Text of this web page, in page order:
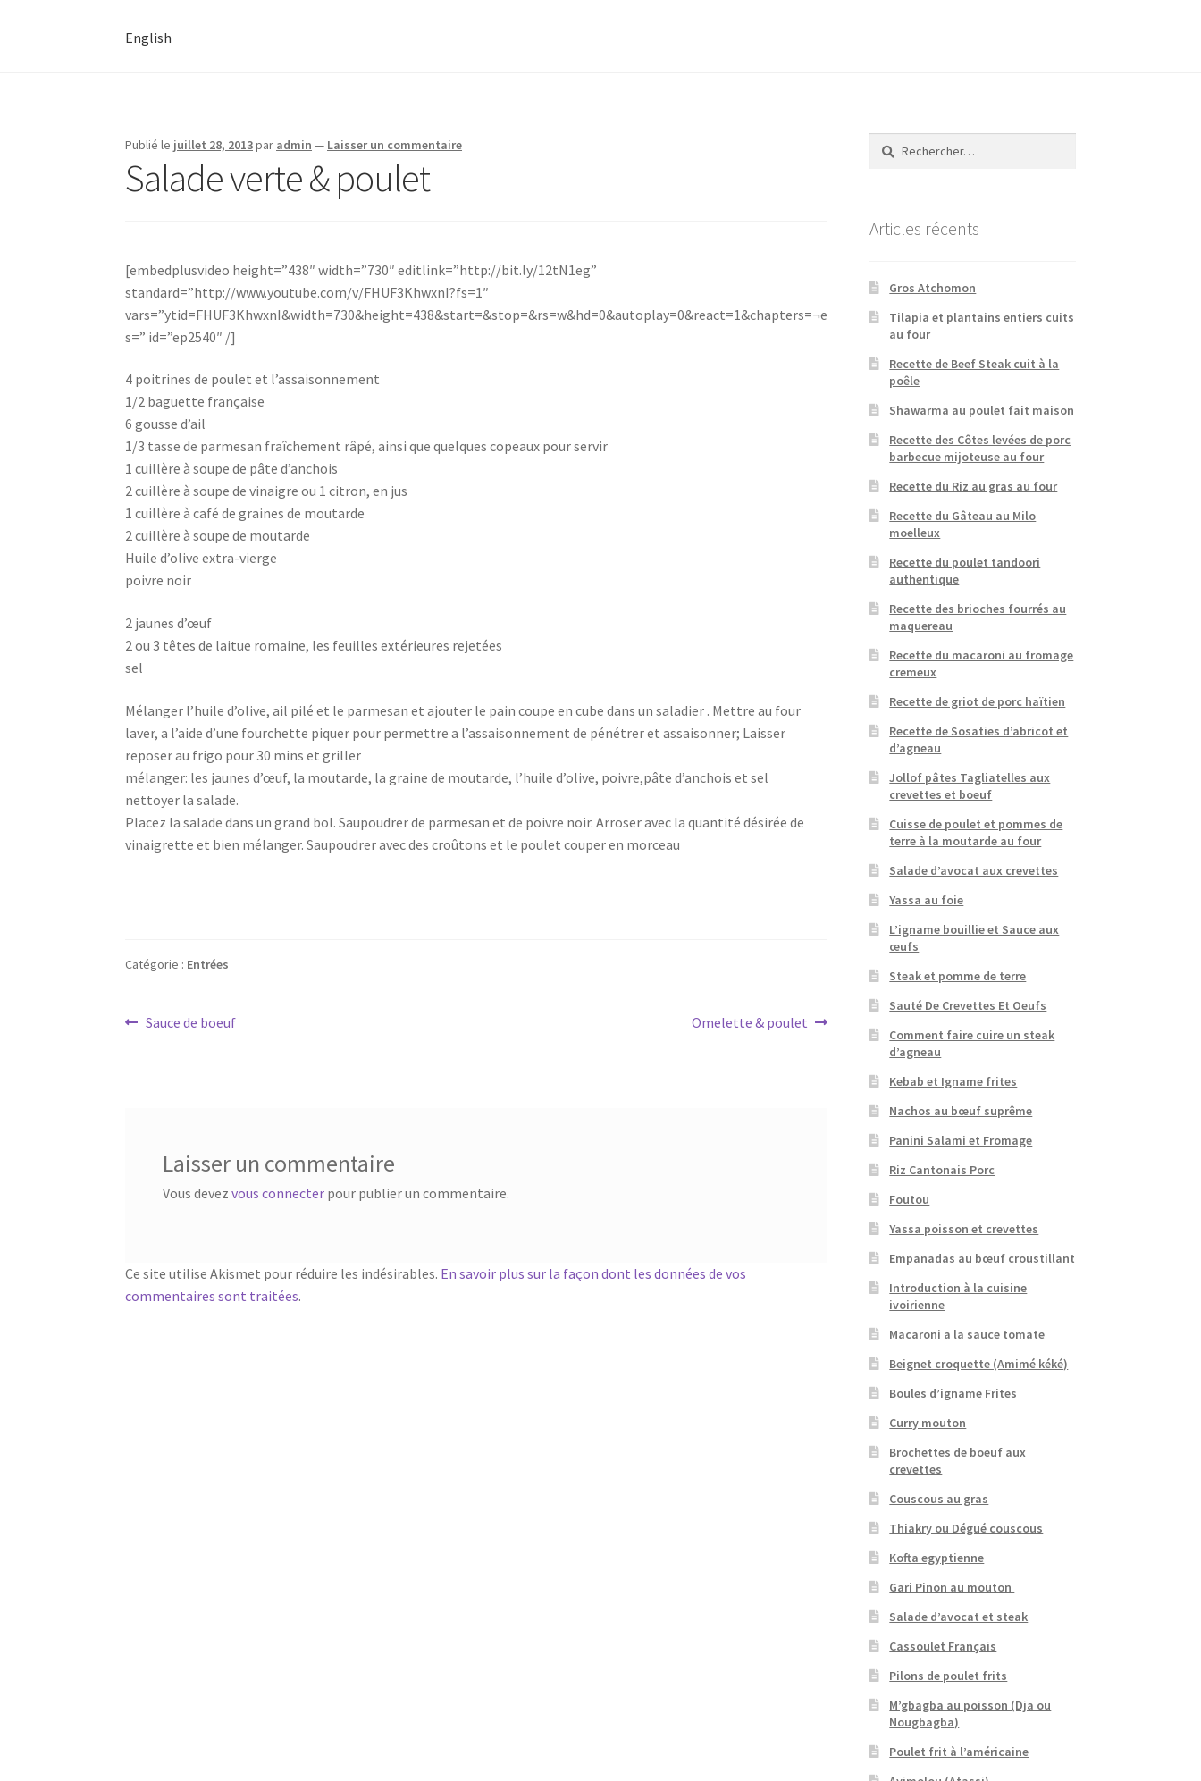
English
Publié le juillet 28, 2013par admin — Laisser un commentaire
Salade verte & poulet
[embedplusvideo height=”438″ width=”730″ editlink=”http://bit.ly/12tN1eg”
standard=”http://www.youtube.com/v/FHUF3KhwxnI?fs=1″
vars=”ytid=FHUF3KhwxnI&width=730&height=438&start=&stop=&rs=w&hd=0&autoplay=0&react=1&chapters=¬e
s=” id=”ep2540″ /]
4 poitrines de poulet et l’assaisonnement
1/2 baguette française
6 gousse d’ail
1/3 tasse de parmesan fraîchement râpé, ainsi que quelques copeaux pour servir
1 cuillère à soupe de pâte d’anchois
2 cuillère à soupe de vinaigre ou 1 citron, en jus
1 cuillère à café de graines de moutarde
2 cuillère à soupe de moutarde
Huile d’olive extra-vierge
poivre noir
2 jaunes d’œuf
2 ou 3 têtes de laitue romaine, les feuilles extérieures rejetées
sel
Mélanger l’huile d’olive, ail pilé et le parmesan et ajouter le pain coupe en cube dans un saladier . Mettre au four
laver, a l’aide d’une fourchette piquer pour permettre a l’assaisonnement de pénétrer et assaisonner; Laisser
reposer au frigo pour 30 mins et griller
mélanger: les jaunes d’œuf, la moutarde, la graine de moutarde, l’huile d’olive, poivre,pâte d’anchois et sel
nettoyer la salade.
Placez la salade dans un grand bol. Saupoudrer de parmesan et de poivre noir. Arroser avec la quantité désirée de
vinaigrette et bien mélanger. Saupoudrer avec des croûtons et le poulet couper en morceau
Catégorie : Entrées
Navigation
Article
Sauce de boeuf
Article
Omelette & poulet
Laisser un commentaire
Vous devez vous connecterpour publier un commentaire.
Ce site utilise Akismet pour réduire les indésirables. En savoir plus sur la façon dont les données de vos
commentaires sont traitées.
Rechercher :
Articles récents
Gros Atchomon
Tilapia et plantains entiers cuits
au four
Recette de Beef Steak cuit à la
poêle
Shawarma au poulet fait maison
Recette des Côtes levées de porc
barbecue mijoteuse au four
Recette du Riz au gras au four
Recette du Gâteau au Milo
moelleux
Recette du poulet tandoori
authentique
Recette des brioches fourrés au
maquereau
Recette du macaroni au fromage
cremeux
Recette de griot de porc haïtien
Recette de Sosaties d’abricot et
d’agneau
Jollof pâtes Tagliatelles aux
crevettes et boeuf
Cuisse de poulet et pommes de
terre à la moutarde au four
Salade d’avocat aux crevettes
Yassa au foie
L’igname bouillie et Sauce aux
œufs
Steak et pomme de terre
Sauté De Crevettes Et Oeufs
Comment faire cuire un steak
d’agneau
Kebab et Igname frites
Nachos au bœuf suprême
Panini Salami et Fromage
Riz Cantonais Porc
Foutou
Yassa poisson et crevettes
Empanadas au bœuf croustillant
Introduction à la cuisine
ivoirienne
Macaroni a la sauce tomate
Beignet croquette (Amimé kéké)
Boules d’igname Frites
Curry mouton
Brochettes de boeuf aux
crevettes
Couscous au gras
Thiakry ou Dégué couscous
Kofta egyptienne
Gari Pinon au mouton
Salade d’avocat et steak
Cassoulet Français
Pilons de poulet frits
M’gbagba au poisson (Dja ou
Nougbagba)
Poulet frit à l’américaine